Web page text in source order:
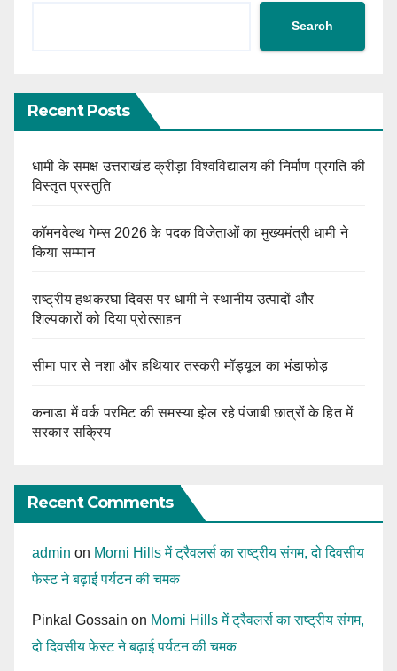
Search
Recent Posts
धामी के समक्ष उत्तराखंड क्रीड़ा विश्वविद्यालय की निर्माण प्रगति की
विस्तृत प्रस्तुति
कॉमनवेल्थ गेम्स 2026 के पदक विजेताओं का मुख्यमंत्री धामी ने
किया सम्मान
राष्ट्रीय हथकरघा दिवस पर धामी ने स्थानीय उत्पादों और
शिल्पकारों को दिया प्रोत्साहन
सीमा पार से नशा और हथियार तस्करी मॉड्यूल का भंडाफोड़
कनाडा में वर्क परमिट की समस्या झेल रहे पंजाबी छात्रों के हित में
सरकार सक्रिय
Recent Comments
admin on Morni Hills में ट्रैवलर्स का राष्ट्रीय संगम, दो दिवसीय
फेस्ट ने बढ़ाई पर्यटन की चमक
Pinkal Gossain on Morni Hills में ट्रैवलर्स का राष्ट्रीय संगम,
दो दिवसीय फेस्ट ने बढ़ाई पर्यटन की चमक